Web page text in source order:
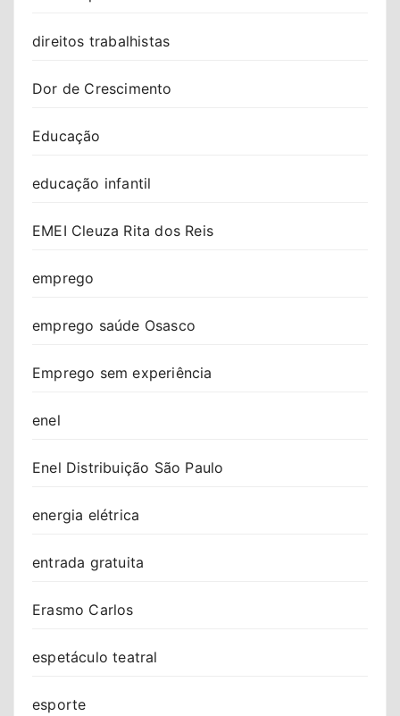
direitos trabalhistas
Dor de Crescimento
Educação
educação infantil
EMEI Cleuza Rita dos Reis
emprego
emprego saúde Osasco
Emprego sem experiência
enel
Enel Distribuição São Paulo
energia elétrica
entrada gratuita
Erasmo Carlos
espetáculo teatral
esporte